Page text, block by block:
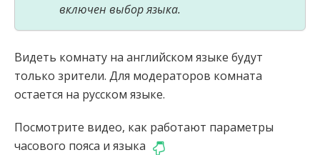
включен выбор языка.
Видеть комнату на английском языке будут
только зрители. Для модераторов комната
остается на русском языке.
Посмотрите видео, как работают параметры
часового пояса и языка